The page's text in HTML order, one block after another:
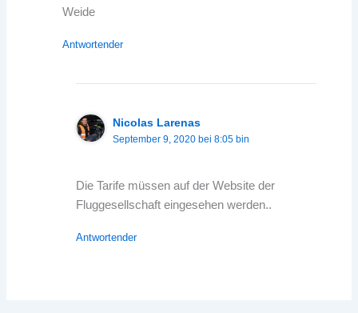
Weide
Antwortender
Nicolas Larenas
September 9, 2020 bei 8:05 bin
Die Tarife müssen auf der Website der
Fluggesellschaft eingesehen werden..
Antwortender